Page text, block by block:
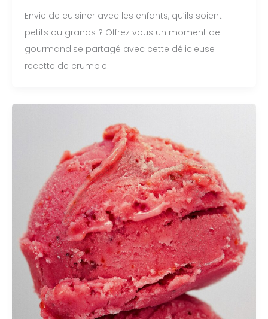
Envie de cuisiner avec les enfants, qu’ils soient
petits ou grands ? Offrez vous un moment de
gourmandise partagé avec cette délicieuse
recette de crumble.